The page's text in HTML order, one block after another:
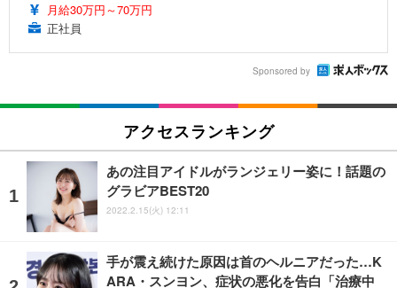
月給30万円～70万円
正社員
Sponsored by
アクセスランキング
あの注目アイドルがランジェリー姿に！話題の
グラビアBEST20
2022.2.15(火) 12:11
手が震え続けた原因は首のヘルニアだった…K
ARA・スンヨン、症状の悪化を告白「治療中